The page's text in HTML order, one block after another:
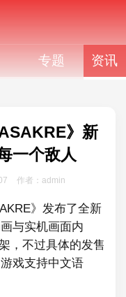
专题 资讯
》新
一个敌人
作者：admin
》发布了全新
与实机画面内
，不过具体的发售
戏支持中文语